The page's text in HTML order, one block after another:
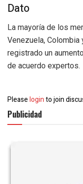
Dato
La mayoría de los
Venezuela, Colombia
registrado un
de acuerdo expertos.
Pleaseloginto join
Publicidad